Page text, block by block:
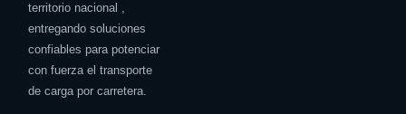
territorio nacional ,
entregando soluciones
confiables para potenciar
con fuerza el transporte
de carga por carretera.